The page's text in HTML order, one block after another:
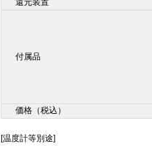
還元装置
付属品
価格（税込）
[温度計等別途]